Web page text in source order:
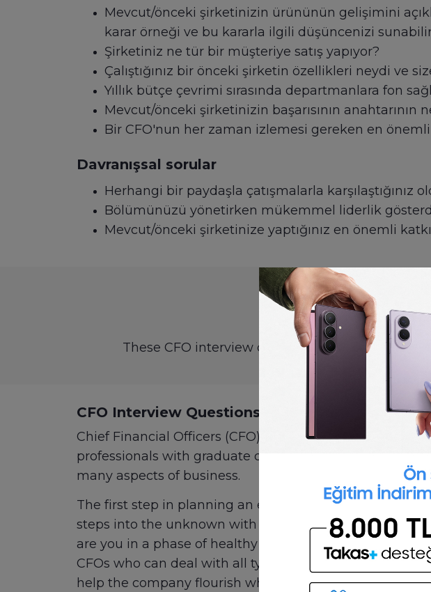
Mevcut/önceki şirketinizin ürününün gelişimini
karar örneği ve bu kararla ilgili düşüncenizi
Şirketiniz ne tür bir müşteriye satış yapıyor?
Çalıştığınız bir önceki şirketin özellikleri neydi ve
Yıllık bütçe çevrimi sırasında departmanlara fon
Mevcut/önceki şirketinizin başarısının
Bir CFO'nun her zaman izlemesi gereken en
Davranışsal sorular
Herhangi bir paydaşla çatışmalarla karşılaştığınız
Bölümünüzü yönetirken mükemmel liderlik
Mevcut/önceki şirketinize yaptığınız en önemli
CFO
These CFO interview questions will help you
CFO Interview Questions
Chief Financial Officers (CFO) are the heads of a
professionals with graduate degrees. Their role has a
many aspects of business.
The first step in planning an effective CFO interview is
steps into the unknown with high market, product and
are you in a phase of healthy stability where your
CFOs who can deal with all types of risks
help the company flourish when risk is easily